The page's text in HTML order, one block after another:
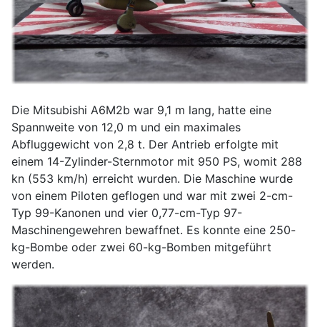
Die Mitsubishi A6M2b war 9,1 m lang, hatte eine
Spannweite von 12,0 m und ein maximales
Abfluggewicht von 2,8 t. Der Antrieb erfolgte mit
einem 14-Zylinder-Sternmotor mit 950 PS, womit 288
kn (553 km/h) erreicht wurden. Die Maschine wurde
von einem Piloten geflogen und war mit zwei 2-cm-
Typ 99-Kanonen und vier 0,77-cm-Typ 97-
Maschinengewehren bewaffnet. Es konnte eine 250-
kg-Bombe oder zwei 60-kg-Bomben mitgeführt
werden.